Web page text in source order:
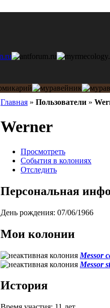
Главная » Пользователи »
Werner
Просмотреть
События в колониях
Отследить
Персональная
День рождения: 07/06/1966
Мои колонии
Messor
Messor
История